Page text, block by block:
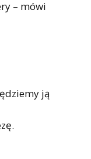
– mówi
ją